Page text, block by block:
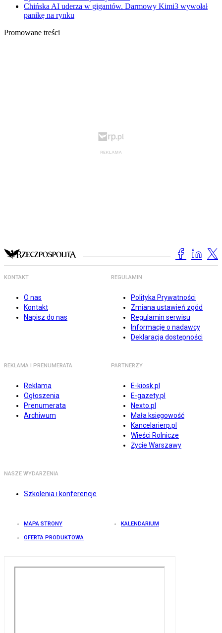
Chińska AI uderza w gigantów. Darmowy Kimi3 wywołał
panikę na rynku
Promowane treści
KONTAKT
O nas
Kontakt
Napisz do nas
REGULAMIN
Polityka Prywatności
Zmiana ustawień zgód
Regulamin serwisu
Informacje o nadawcy
Deklaracja dostępności
REKLAMA I PRENUMERATA
Reklama
Ogłoszenia
Prenumerata
Archiwum
PARTNERZY
E-kiosk.pl
E-gazety.pl
Nexto.pl
Mała księgowość
Kancelarierp.pl
Wieści Rolnicze
Życie Warszawy
NASZE WYDARZENIA
Szkolenia i konferencje
MAPA STRONY KALENDARIUM
OFERTA PRODUKTOWA